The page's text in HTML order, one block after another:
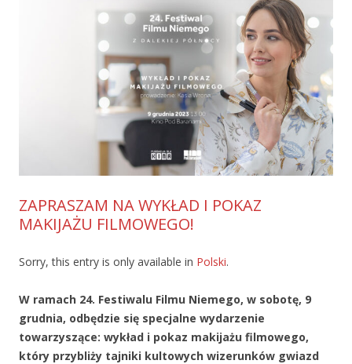
ZAPRASZAM NA WYKŁAD I POKAZ
MAKIJAŻU FILMOWEGO!
Sorry, this entry is only available in Polski.
W ramach 24. Festiwalu Filmu Niemego, w sobotę, 9
grudnia, odbędzie się specjalne wydarzenie
towarzyszące: wykład i pokaz makijażu filmowego,
który przybliży tajniki kultowych wizerunków gwiazd